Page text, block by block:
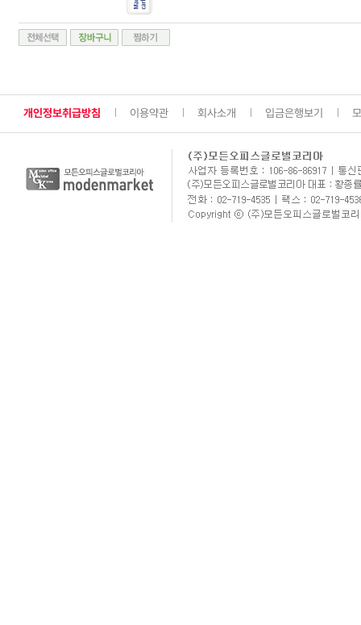
개인정보취급방침 이용약관 회사소개 입금은행보기